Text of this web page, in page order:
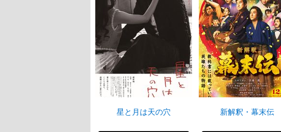
星と月は天の穴 新解釈・幕末伝